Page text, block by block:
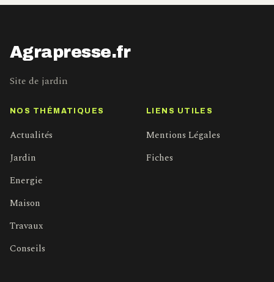
Agrapresse.fr
Site de jardin
NOS THÉMATIQUES
Actualités
Jardin
Energie
Maison
Travaux
Conseils
LIENS UTILES
Mentions Légales
Fiches